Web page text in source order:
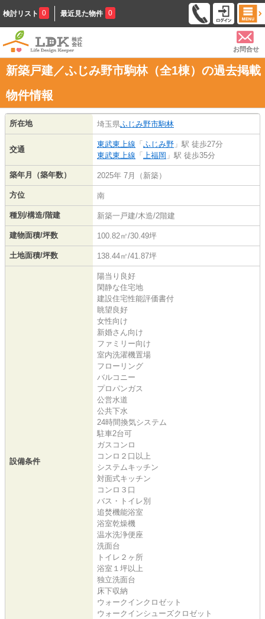
検討リスト 0 最近見た物件 0
お問合せ
新築戸建／ふじみ野市駒林（全1棟）の過去掲載
物件情報
所在地 埼玉県ふじみ野市駒林
交通
東武東上線 「 ふじみ野 」駅 徒歩27分
東武東上線 「 上福岡 」駅 徒歩35分
築年月（築年数） 2025年 7月（新築）
方位 南
種別/構造/階建 新築一戸建/木造/2階建
建物面積/坪数 100.82㎡/30.49坪
土地面積/坪数 138.44㎡/41.87坪
設備条件
陽当り良好
閑静な住宅地
建設住宅性能評価書付
眺望良好
女性向け
新婚さん向け
ファミリー向け
室内洗濯機置場
フローリング
バルコニー
プロパンガス
公営水道
公共下水
24時間換気システム
駐車2台可
ガスコンロ
コンロ２口以上
システムキッチン
対面式キッチン
コンロ３口
バス・トイレ別
追焚機能浴室
浴室乾燥機
温水洗浄便座
洗面台
トイレ２ヶ所
浴室１坪以上
独立洗面台
床下収納
ウォークインクロゼット
ウォークインシューズクロゼット